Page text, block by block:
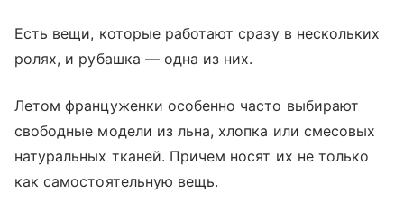
Есть вещи, которые работают сразу в нескольких
ролях, и рубашка — одна из них.
Летом француженки особенно часто выбирают
свободные модели из льна, хлопка или смесовых
натуральных тканей. Причем носят их не только
как самостоятельную вещь.